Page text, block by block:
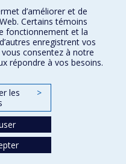
d’améliorer et de
Certains témoins
fonctionnement et la
enregistrent vos
consentez à notre
répondre à vos besoins.
les
>